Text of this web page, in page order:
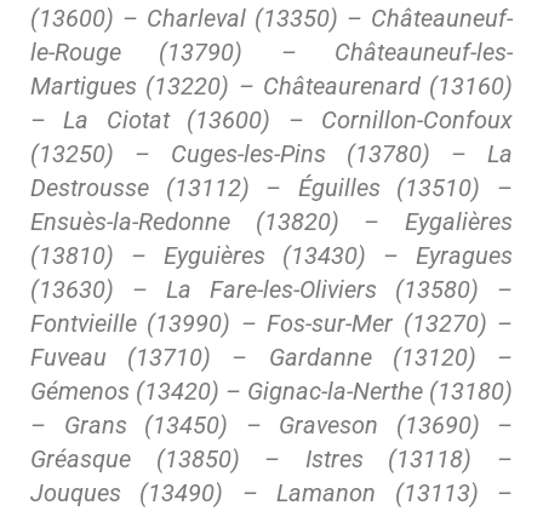
(13600) – Charleval (13350) – Châteauneuf-
le-Rouge (13790) – Châteauneuf-les-
Martigues (13220) – Châteaurenard (13160)
– La Ciotat (13600) – Cornillon-Confoux
(13250) – Cuges-les-Pins (13780) – La
Destrousse (13112) – Éguilles (13510) –
Ensuès-la-Redonne (13820) – Eygalières
(13810) – Eyguières (13430) – Eyragues
(13630) – La Fare-les-Oliviers (13580) –
Fontvieille (13990) – Fos-sur-Mer (13270) –
Fuveau (13710) – Gardanne (13120) –
Gémenos (13420) – Gignac-la-Nerthe (13180)
– Grans (13450) – Graveson (13690) –
Gréasque (13850) – Istres (13118) –
Jouques (13490) – Lamanon (13113) –